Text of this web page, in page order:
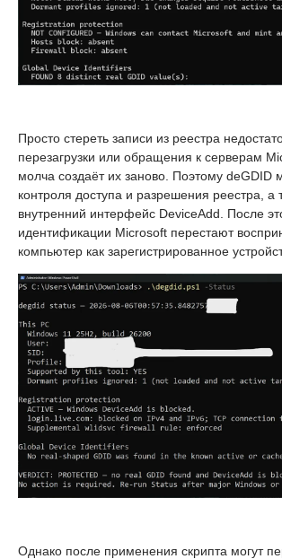
Просто стереть записи из реестра
перезагрузки или обращения к серверам
молча создаёт их заново. Поэтому deGDID
контроля доступа и разрешения реестра, а
внутренний интерфейс DeviceAdd. После
идентификации Microsoft перестают
компьютер как зарегистрированное
Однако после применения скрипта могут